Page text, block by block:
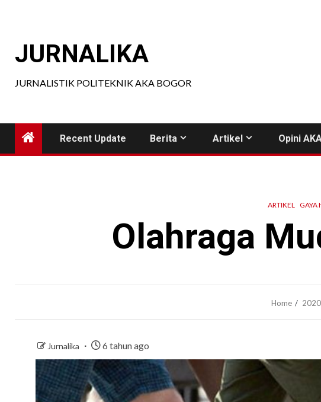
JURNALIKA
JURNALISTIK POLITEKNIK AKA BOGOR
Recent Update Berita Artikel Opini
ARTIKEL GAYA
Olahraga
Home 2020
Jurnalika 6 tahun ago